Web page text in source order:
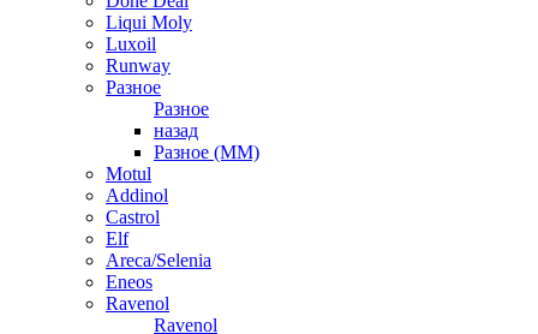
Liqui Moly
Luxoil
Runway
Разное
Разное
назад
Разное (ММ)
Motul
Addinol
Castrol
Elf
Areca/Selenia
Eneos
Ravenol
Ravenol